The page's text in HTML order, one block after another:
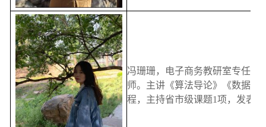
冯珊珊，电子商务教研室专任教
师。主讲《算法导论》《数据科
程，主持省市级课题1项，发表